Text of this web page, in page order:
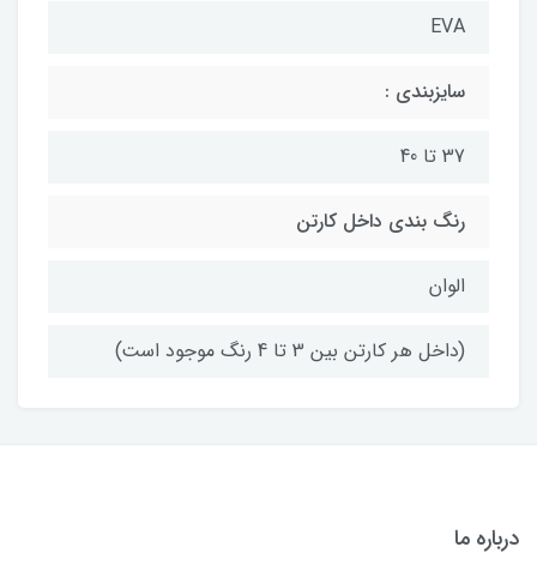
EVA
سایزبندی :
37 تا 40
رنگ بندی داخل کارتن
الوان
(داخل هر کارتن بین 3 تا 4 رنگ موجود است)
درباره ما